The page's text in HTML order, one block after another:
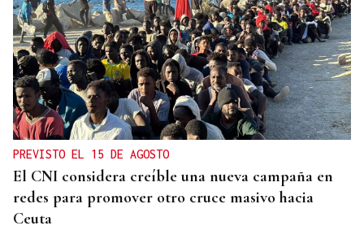
PREVISTO EL 15 DE AGOSTO
El CNI considera creíble una nueva campaña en
redes para promover otro cruce masivo hacia
Ceuta